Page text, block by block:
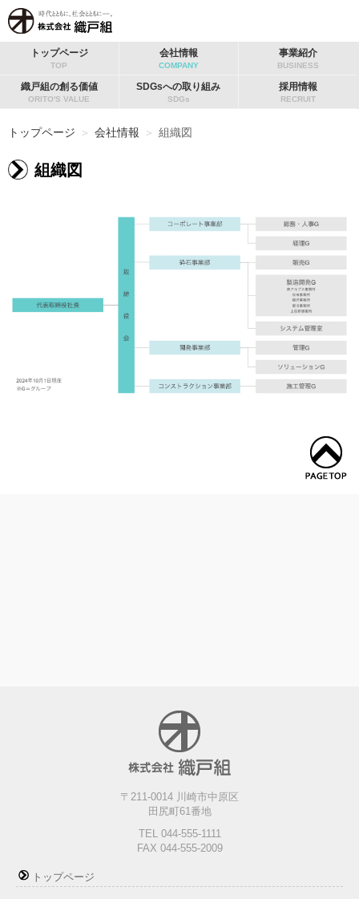
トップページ
TOP
会社情報
COMPANY
事業紹介
BUSINESS
織戸組の創る価値
ORITO'S VALUE
SDGsへの取り組み
SDGs
採用情報
RECRUIT
トップページ ＞ 会社情報 ＞ 組織図
組織図
〒211-0014 川崎市中原区
田尻町61番地
TEL 044-555-1111
FAX 044-555-2009
トップページ